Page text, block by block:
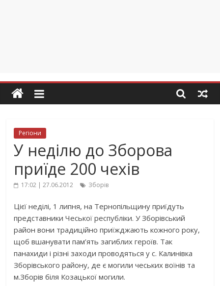
Регіони
У неділю до Зборова
приїде 200 чехів
17:02 | 27.06.2012 Зборів
Цієї неділі, 1 липня, на Тернопільщину приїдуть
представники Чеської республіки. У Зборівський
район вони традиційно приїжджають кожного року,
щоб вшанувати пам’ять загиблих героїв. Так
панахиди і різні заходи проводяться у с. Калинівка
Зборівського району, де є могили чеських воїнів та
м.Зборів біля Козацької могили.